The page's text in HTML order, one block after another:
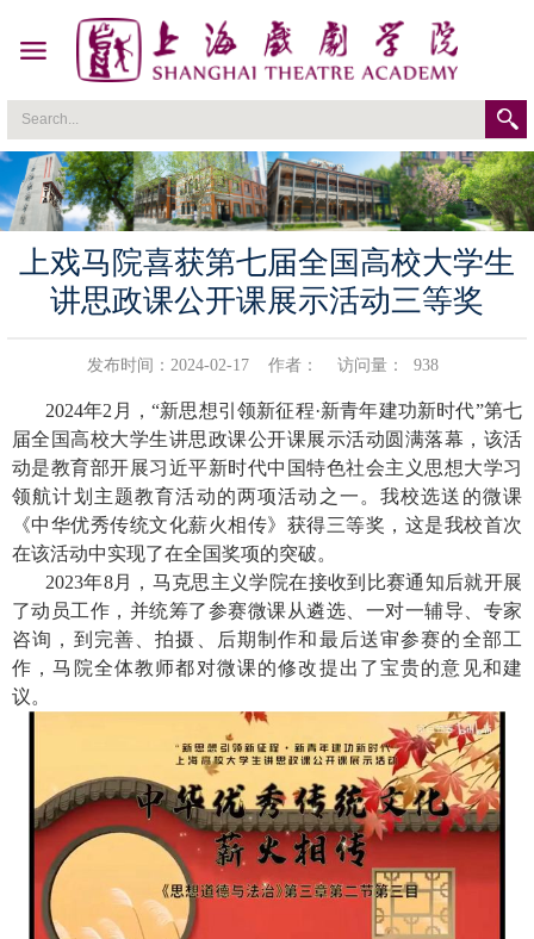
上戏马院喜获第七届全国高校大学生
讲思政课公开课展示活动三等奖
发布时间：2024-02-17 作者： 访问量： 938
2024年2 月，“新思想引领新征程·新青年建功新时代”第七
届全国高校大学生讲思政课公开课展示活动圆满落幕，该活
动是教育部开展习近平新时代中国特色社会主义思想大学习
领航计划主题教育活动的两项活动之一。我校选送的微课
《中华优秀传统文化薪火相传》获得三等奖，这是我校首次
在该活动中实现了在全国奖项的突破。
2023年8月，马克思主义学院在接收到比赛通知后就开展
了动员工作，并统筹了参赛微课从遴选、一对一辅导、专家
咨询，到完善、拍摄、后期制作和最后送审参赛的全部工
作，马院全体教师都对微课的修改提出了宝贵的意见和建
议。